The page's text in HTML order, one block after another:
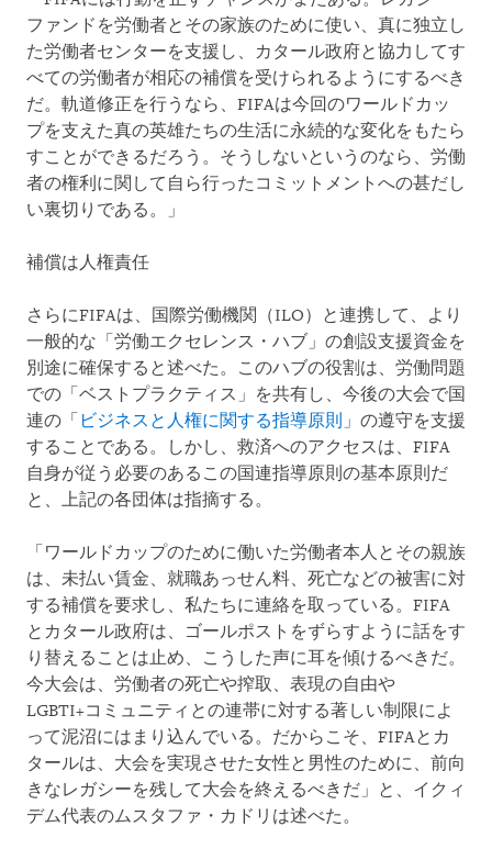
ファンドを労働者とその家族のために使い、真に独立し
た労働者センターを支援し、カタール政府と協力してす
べての労働者が相応の補償を受けられるようにするべき
だ。軌道修正を行うなら、FIFAは今回のワールドカッ
プを支えた真の英雄たちの生活に永続的な変化をもたら
すことができるだろう。そうしないというのなら、労働
者の権利に関して自ら行ったコミットメントへの甚だし
い裏切りである。」
補償は人権責任
さらにFIFAは、国際労働機関（ILO）と連携して、より
一般的な「労働エクセレンス・ハブ」の創設支援資金を
別途に確保すると述べた。このハブの役割は、労働問題
での「ベストプラクティス」を共有し、今後の大会で国
連の「 ビジネスと人権に関する指導原則 」の遵守を支援
することである。しかし、救済へのアクセスは、FIFA
自身が従う必要のあるこの国連指導原則の基本原則だ
と、上記の各団体は指摘する。
「ワールドカップのために働いた労働者本人とその親族
は、未払い賃金、就職あっせん料、死亡などの被害に対
する補償を要求し、私たちに連絡を取っている。FIFA
とカタール政府は、ゴールポストをずらすように話をす
り替えることは止め、こうした声に耳を傾けるべきだ。
今大会は、労働者の死亡や搾取、表現の自由や
LGBTI+コミュニティとの連帯に対する著しい制限によ
って泥沼にはまり込んでいる。だからこそ、FIFAとカ
タールは、大会を実現させた女性と男性のために、前向
きなレガシーを残して大会を終えるべきだ」と、イクィ
デム代表のムスタファ・カドリは述べた。